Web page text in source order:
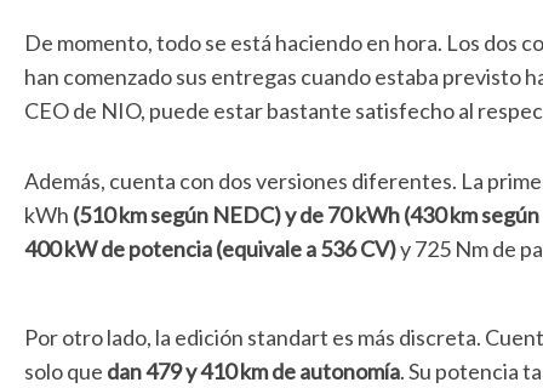
De momento, todo se está haciendo en hora. Los dos
han comenzado sus entregas cuando estaba previsto
CEO de NIO, puede estar bastante satisfecho al
Además, cuenta con dos versiones diferentes. La
kWh (510 km según NEDC) y de 70 kWh (430 km
400 kW de potencia (equivale a 536 CV)y 725 Nm de
Por otro lado, la edición standart es más discreta.
solo que dan 479 y 410 km de autonomía. Su potencia